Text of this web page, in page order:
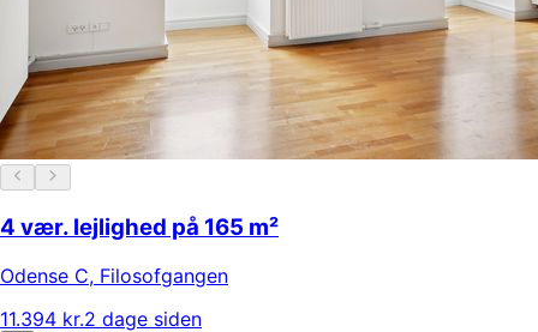
4 vær. lejlighed på 165 m²
Odense C, Filosofgangen
11.394 kr.2 dage siden